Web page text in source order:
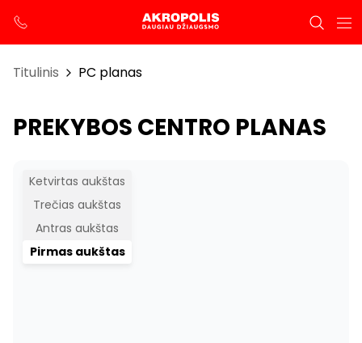
Titulinis PC planas
PREKYBOS CENTRO PLANAS